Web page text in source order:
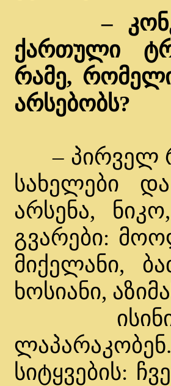
–
ქართული
რამე,
არსებობს?
– პირველ
სახელები
არსენა,
გვარები:
მიქელანი,
ხოსიანი,
ისინი
სიტყვების: